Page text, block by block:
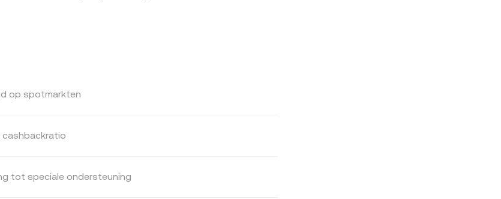
op spotmarkten
cashbackratio
tot speciale ondersteuning